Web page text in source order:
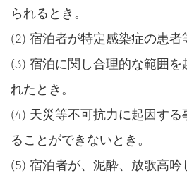
られるとき。
(2) 宿泊者が特定感染症の患者
(3) 宿泊に関し合理的な範囲を
れたとき。
(4) 天災等不可抗力に起因す
ることができないとき。
(5) 宿泊者が、泥酔、放歌高